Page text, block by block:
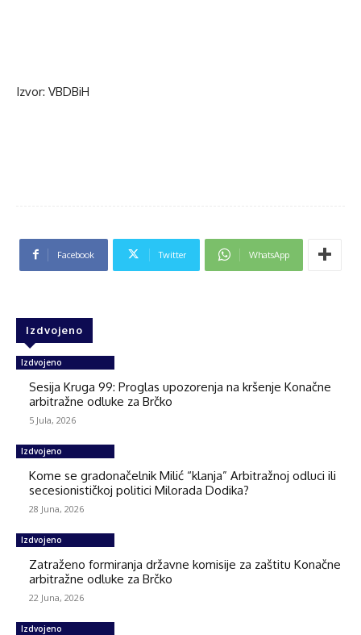
Izvor: VBDBiH
Facebook Twitter WhatsApp
Izdvojeno
Izdvojeno
Sesija Kruga 99: Proglas upozorenja na kršenje Konačne
arbitražne odluke za Brčko
5 Jula, 2026
Izdvojeno
Kome se gradonačelnik Milić “klanja” Arbitražnoj odluci ili
secesionističkoj politici Milorada Dodika?
28 Juna, 2026
Izdvojeno
Zatraženo formiranja državne komisije za zaštitu Konačne
arbitražne odluke za Brčko
22 Juna, 2026
Izdvojeno